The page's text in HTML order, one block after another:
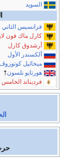
السويد
فرانسيس الثاني
كارل ماك فون
أرشدوق كارل
ألكسندر الأول
ميخائيل
هورتايو نلسون†
فرديناند الخامس